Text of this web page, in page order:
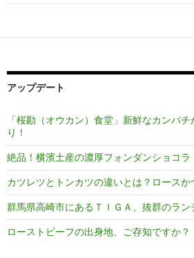
ー
ョ
アップデート
「桜勘（オウカン）食堂」新鮮なカンパ
り！
絶品！横濱土産の濃厚フォンダンショコラ
カツレツとトンカツの違いとは？ロースか
群馬県高崎市にあるＴＩＧＡ、抜群のラン
ローストビーフの出身地、ご存知ですか？